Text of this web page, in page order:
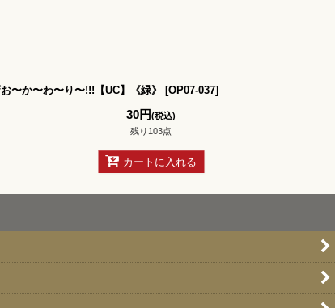
〜か〜わ〜り〜!!!【UC】《緑》 [OP07-037]
30円(税込)
残り103点
カートに入れる